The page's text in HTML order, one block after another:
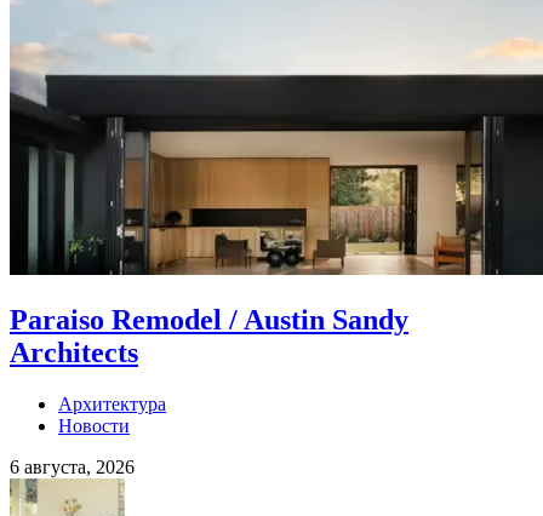
Paraiso Remodel / Austin Sandy
Architects
Архитектура
Новости
6 августа, 2026